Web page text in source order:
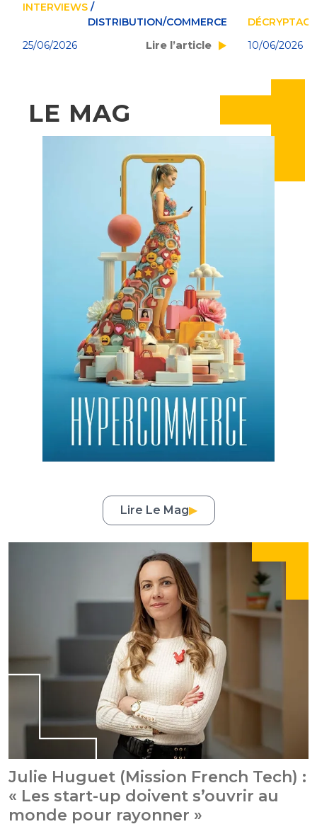
LE MAG
Lire Le Mag▶
Julie Huguet (Mission French Tech) :
« Les start-up doivent s’ouvrir au
monde pour rayonner »
25/06/2026
INTERVIEWS /
DISTRIBUTION/COMMERCE
Lire l’article 10/06/2026